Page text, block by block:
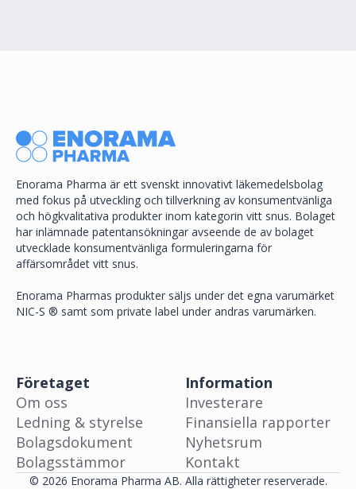
Enorama Pharma är ett svenskt innovativt läkemedelsbolag
med fokus på utveckling och tillverkning av konsumentvänliga
och högkvalitativa produkter inom kategorin vitt snus. Bolaget
har inlämnade patentansökningar avseende de av bolaget
utvecklade konsumentvänliga formuleringarna för
affärsområdet vitt snus.
Enorama Pharmas produkter säljs under det egna varumärket
NIC-S ® samt som private label under andras varumärken.
Företaget
Om oss
Ledning & styrelse
Bolagsdokument
Bolagsstämmor
Information
Investerare
Finansiella rapporter
Nyhetsrum
Kontakt
© 2026 Enorama Pharma AB. Alla rättigheter reserverade.